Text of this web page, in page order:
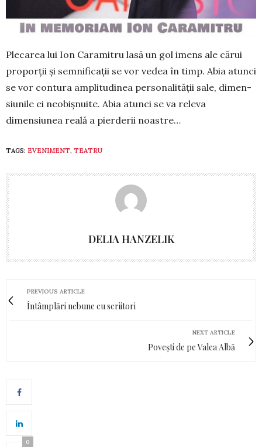
Plecarea lui Ion Caramitru lasă un gol imens ale cărui
proporţii şi semni­ficaţii se vor vedea în timp. Abia atunci
se vor contura ampli­tudinea persona­lităţii sale, dimen­
siunile ei neobişnuite. Abia atunci se va releva
dimensiunea reală a pier­derii noastre…
TAGS: EVENIMENT, TEATRU
DELIA HANZELIK
PREVIOUS ARTICLE
Întâmplări nebune cu scriitori
NEXT ARTICLE
Povești de pe Valea Albă
0